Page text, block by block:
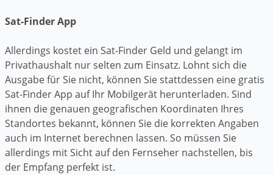
Sat-Finder App
Allerdings kostet ein Sat-Finder Geld und gelangt im
Privathaushalt nur selten zum Einsatz. Lohnt sich die
Ausgabe für Sie nicht, können Sie stattdessen eine gratis
Sat-Finder App auf Ihr Mobilgerät herunterladen. Sind
ihnen die genauen geografischen Koordinaten Ihres
Standortes bekannt, können Sie die korrekten Angaben
auch im Internet berechnen lassen. So müssen Sie
allerdings mit Sicht auf den Fernseher nachstellen, bis
der Empfang perfekt ist.